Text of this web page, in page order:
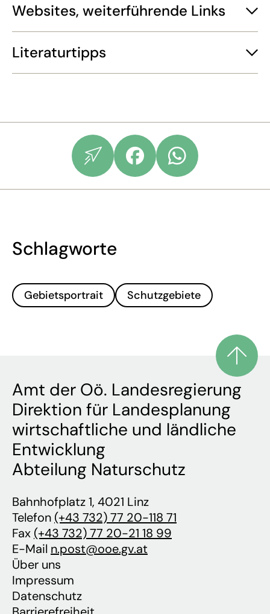
Websites, weiterführende Links
Literaturtipps
Schlagworte
Gebietsportrait Schutzgebiete
Amt der Oö. Landesregierung
Direktion für Landesplanung
wirtschaftliche und ländliche
Entwicklung
Abteilung Naturschutz
Bahnhofplatz 1, 4021 Linz
Telefon (+43 732) 77 20-118 71
Fax (+43 732) 77 20-21 18 99
E-Mail n.post@ooe.gv.at
Über uns
Impressum
Datenschutz